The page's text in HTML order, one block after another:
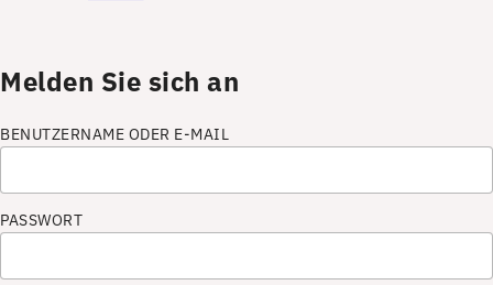
Melden Sie sich an
BENUTZERNAME ODER E-MAIL
PASSWORT